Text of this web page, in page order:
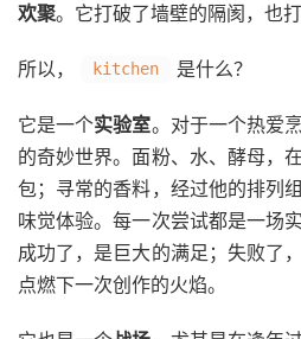
欢聚。它打破了墙壁的隔阂，也
所以， kitchen 是什么？
它是一个实验室。对于一个热爱
的奇妙世界。面粉、水、酵母，
包；寻常的香料，经过他的排列
味觉体验。每一次尝试都是一场
成功了，是巨大的满足；失败了
点燃下一次创作的火焰。